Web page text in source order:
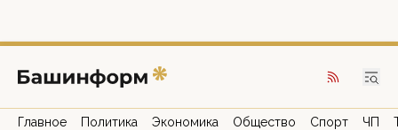
Главное Политика Экономика Общество Спорт ЧП